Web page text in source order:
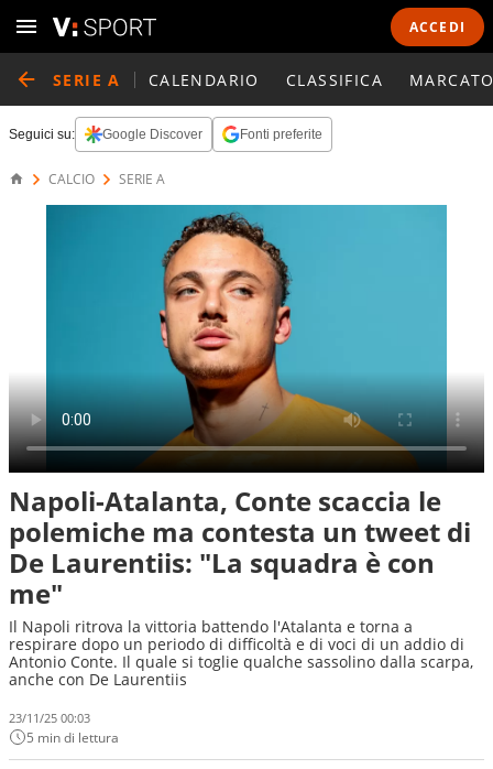
ACCEDI
SERIE A CALENDARIO CLASSIFICA
Seguici su: Google Discover Fonti preferite
CALCIO SERIE A
Napoli-Atalanta, Conte scaccia le
polemiche ma contesta un tweet di
De Laurentiis: "La squadra è con
me"
Il Napoli ritrova la vittoria battendo l'Atalanta e torna a
respirare dopo un periodo di difficoltà e di voci di un addio di
Antonio Conte. Il quale si toglie qualche sassolino dalla scarpa,
anche con De Laurentiis
23/11/25 00:03
5 min di lettura